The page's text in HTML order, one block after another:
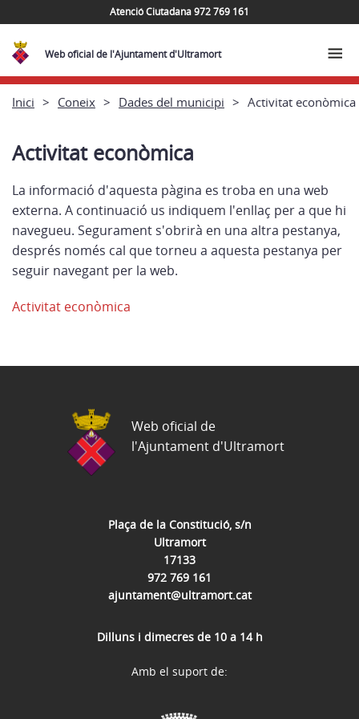
Atenció Ciutadana 972 769 161
Web oficial de l'Ajuntament d'Ultramort
Inici Coneix Dades del municipi Activitat econòmica
Activitat econòmica
La informació d'aquesta pàgina es troba en una web
externa. A continuació us indiquem l'enllaç per a que hi
navegueu. Segurament s'obrirà en una altra pestanya,
després només cal que torneu a aquesta pestanya per
seguir navegant per la web.
Activitat econòmica
Plaça de la Constitució, s/n
Ultramort
17133
972 769 161
ajuntament@ultramort.cat
Dilluns i dimecres de 10 a 14 h
Web oficial de
l'Ajuntament d'Ultramort
Amb el suport de: